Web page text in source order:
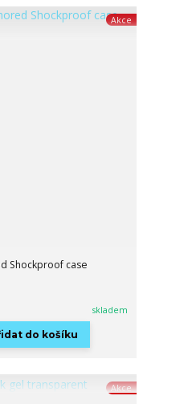
Akce
Shockproof case
skladem
do košíku
Akce